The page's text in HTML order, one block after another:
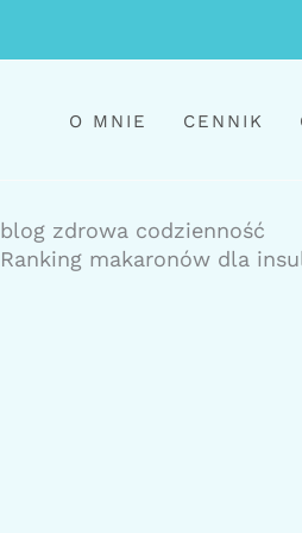
O MNIE CENNIK
blog zdrowa codzienność
Ranking makaronów dla